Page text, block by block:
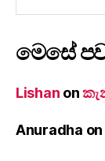
මෙසේ
Lishan on
Anuradha on